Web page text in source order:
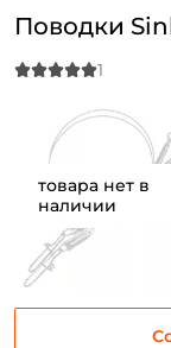
товара нет в
наличии
Поводки